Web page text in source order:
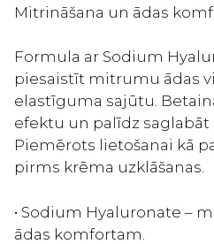
Mitrināšana un ādas
Formula ar Sodium
piesaistīt mitrumu ādas
elastīguma sajūtu.
efektu un palīdz saglabāt
Piemērots lietošanai kā
pirms krēma uzklāšanas.
• Sodium Hyaluronate –
ādas komfortam.